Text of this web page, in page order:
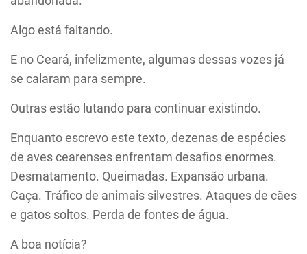
Algo está faltando.
E no Ceará, infelizmente, algumas dessas vozes já
se calaram para sempre.
Outras estão lutando para continuar existindo.
Enquanto escrevo este texto, dezenas de espécies
de aves cearenses enfrentam desafios enormes.
Desmatamento. Queimadas. Expansão urbana.
Caça. Tráfico de animais silvestres. Ataques de cães
e gatos soltos. Perda de fontes de água.
A boa notícia?